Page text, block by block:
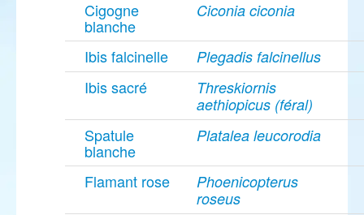
Cigogne
blanche
Ciconia ciconia
Ibis falcinelle Plegadis falcinellus
Ibis sacré
Threskiornis
aethiopicus (féral)
Spatule
blanche
Platalea leucorodia
Flamant rose
Phoenicopterus
roseus